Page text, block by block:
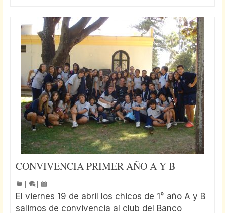
CONVIVENCIA PRIMER AÑO A Y B
El viernes 19 de abril los chicos de 1° año A y B
salimos de convivencia al club del Banco